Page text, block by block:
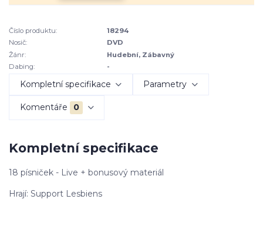
Číslo produktu:
18294
Nosič:
DVD
Žánr:
Hudební, Zábavný
Dabing:
-
Kompletní specifikace Parametry
Komentáře 0
Kompletní specifikace
18 písniček - Live + bonusový materiál
Hrají: Support Lesbiens